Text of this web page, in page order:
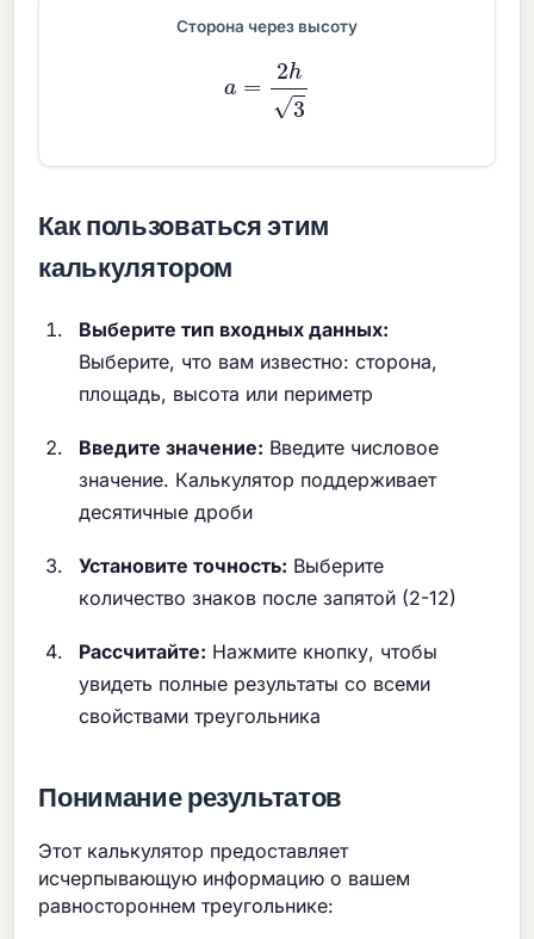
Сторона через высоту
h3
Как пользоваться этим
калькулятором
Выберите тип входных данных:
Выберите, что вам известно: сторона,
площадь, высота или периметр
Введите значение: Введите числовое
значение. Калькулятор поддерживает
десятичные дроби
Установите точность: Выберите
количество знаков после запятой (2-12)
Рассчитайте: Нажмите кнопку, чтобы
увидеть полные результаты со всеми
свойствами треугольника
Понимание результатов
Этот калькулятор предоставляет
исчерпывающую информацию о вашем
равностороннем треугольнике: